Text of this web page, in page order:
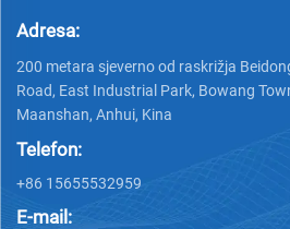
Adresa:
200 metara sjeverno od raskrižja
Road, East Industrial Park, Bowang
Maanshan, Anhui, Kina
Telefon:
+86 15655532959
E-mail: